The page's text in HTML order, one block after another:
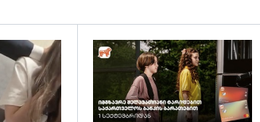
გადახედვა